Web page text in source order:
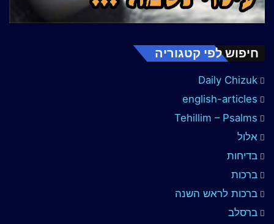
חיפוש לפי קטגוריה
Daily Chizuk
english-articles
Tehillim – Psalms
אלול
בדיחות
ברכות
ברכות לראש השנה
ברסלב